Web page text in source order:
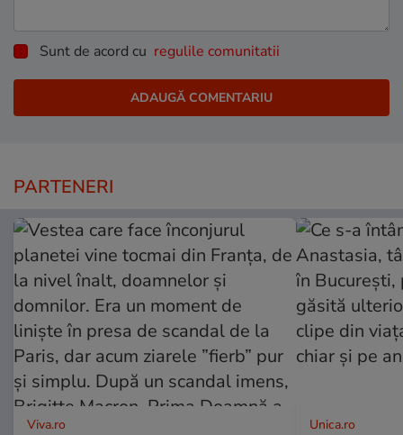
Sunt de acord cu regulile comunitatii
PARTENERI
Viva.ro Unica.ro